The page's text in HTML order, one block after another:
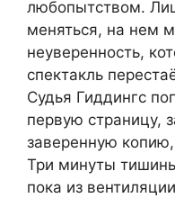
любопытством.
меняться, на нем
неуверенность,
спектакль
Судья Гиддингс
первую страницу,
заверенную
Три минуты
пока из